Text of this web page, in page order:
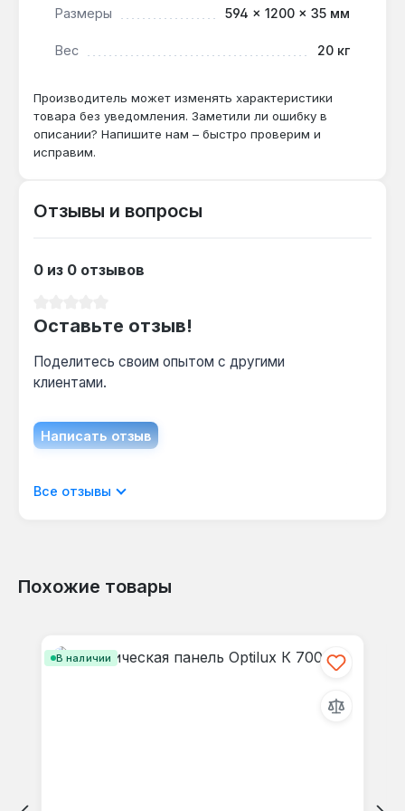
соблюдении расстояния от источника воды.
Рекомендуется использовать внешний
терморегулятор с выносным датчиком
температуры — он обеспечивает точное
поддержание заданного режима и
Размеры 594 × 1200 × 35 мм
Вес 20 кг
Производитель может изменять характеристики
товара без уведомления. Заметили ли ошибку в
описании? Напишите нам – быстро проверим и
исправим.
Отзывы и вопросы
0 из 0 отзывов
Оставьте отзыв!
Поделитесь своим опытом с другими
клиентами.
Написать отзыв
Отображать отзывы только на текущем
Все отзывы
Похожие товары
В наличии